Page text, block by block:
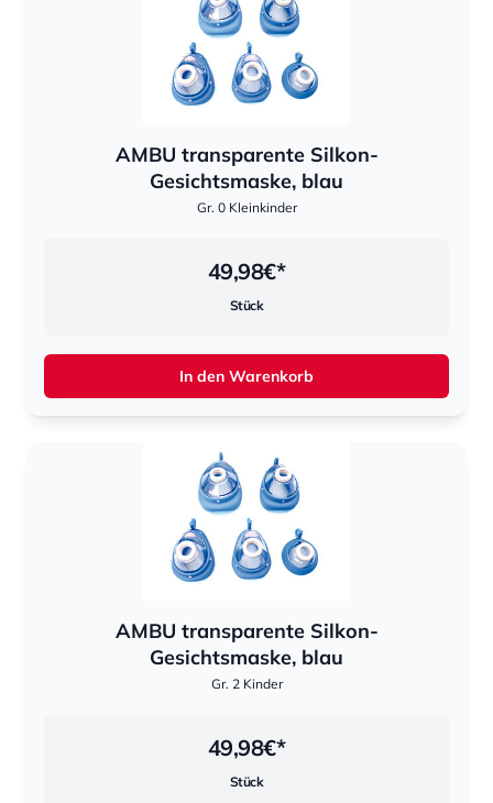
AMBU transparente Silkon-
Gesichtsmaske, blau
Gr. 0 Kleinkinder
49,98€*
Stück
In den Warenkorb
AMBU transparente Silkon-
Gesichtsmaske, blau
Gr. 2 Kinder
49,98€*
Stück